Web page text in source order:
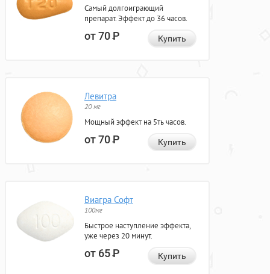
Самый долгоиграющий
препарат. Эффект до 36 часов.
от 70Р Купить
Левитра
20 мг
Мощный эффект на 5ть часов.
от 70Р Купить
Виагра Софт
100мг
Быстрое наступление эффекта,
уже через 20 минут.
от 65Р Купить